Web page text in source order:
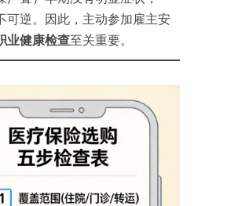
可逆。因此，主动参加雇主安
业健康检查至关重要。